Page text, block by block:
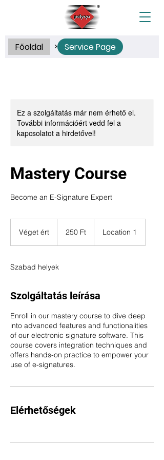
Főoldal > Service Page
Ez a szolgáltatás már nem érhető el.
További információért vedd fel a
kapcsolatot a hirdetővel!
Mastery Course
Become an E-Signature Expert
Véget ért
t
t
forint250 Ft Location 1
Szabad helyek
Szolgáltatás leírása
Enroll in our mastery course to dive deep
into advanced features and functionalities
of our electronic signature software. This
course covers integration techniques and
offers hands-on practice to empower your
use of e-signatures.
Elérhetőségek